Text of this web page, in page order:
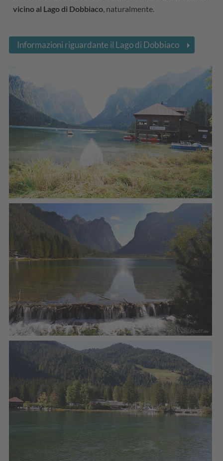
vicino al Lago di Dobbiaco , naturalmente.
Informazioni riguardante il Lago di Dobbiaco